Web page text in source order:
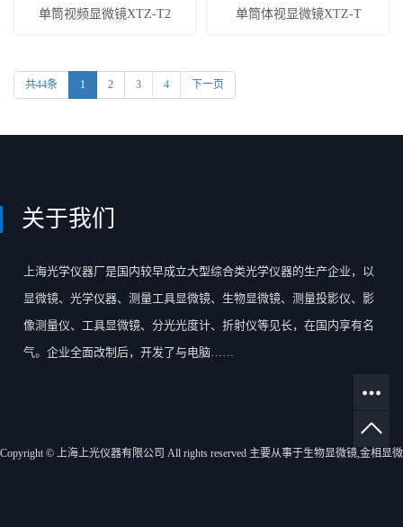
单筒视频显微镜XTZ-T2 单筒体视显微镜XTZ-T
共44条 1 2 3 4 下一页
关于我们
上海光学仪器厂是国内较早成立大型综合类光学仪器的生产企业，以
显微镜、光学仪器、测量工具显微镜、生物显微镜、测量投影仪、影
像测量仪、工具显微镜、分光光度计、折射仪等见长，在国内享有名
气。企业全面改制后，开发了与电脑……
Copyright © 上海上光仪器有限公司 All rights reserved 主要从事于生物显微镜,金相显